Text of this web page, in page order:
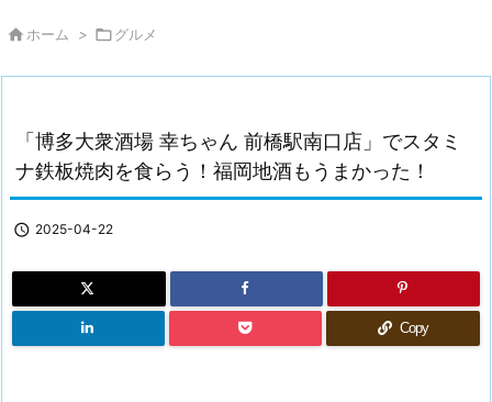
 ホーム > グルメ
「博多大衆酒場 幸ちゃん 前橋駅南口店」でスタミ
ナ鉄板焼肉を食らう！福岡地酒もうまかった！
 2025-04-22
Copy